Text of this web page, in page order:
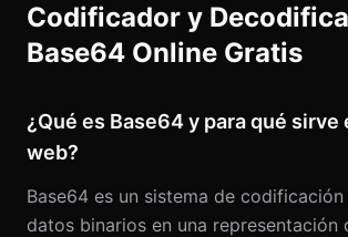
Codificador y
Base64 Online Gratis
¿Qué es Base64 y para qué
web?
Base64 es un sistema de
datos binarios en una representación